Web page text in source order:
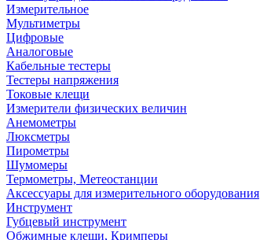
Измерительное
Мультиметры
Цифровые
Аналоговые
Кабельные тестеры
Тестеры напряжения
Токовые клещи
Измерители физических величин
Анемометры
Люксметры
Пирометры
Шумомеры
Термометры, Метеостанции
Аксессуары для измерительного оборудования
Инструмент
Губцевый инструмент
Обжимные клещи, Кримперы